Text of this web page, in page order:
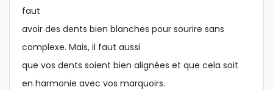
faut
avoir des dents bien blanches pour sourire sans
complexe. Mais, il faut aussi
que vos dents soient bien alignées et que cela soit
en harmonie avec vos marquoirs.